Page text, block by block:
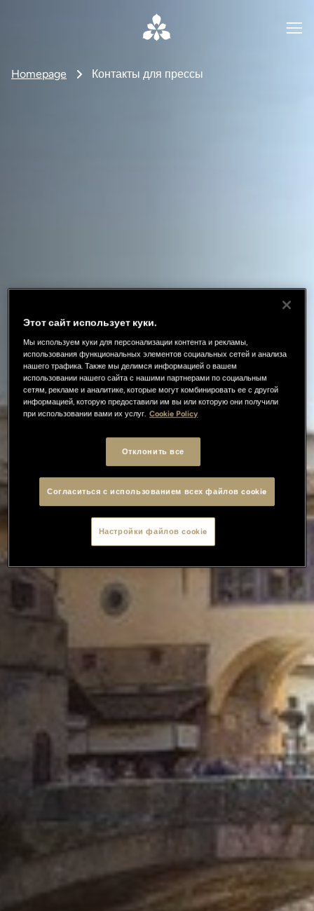
Homepage Контакты для прессы
Этот сайт использует куки.
Мы используем куки для персонализации контента и рекламы,
использования функциональных элементов социальных сетей и анализа
нашего трафика. Также мы делимся информацией о вашем
использовании нашего сайта с нашими партнерами по социальным
сетям, рекламе и аналитике, которые могут комбинировать ее с другой
информацией, которую предоставили им вы или которую они получили
при использовании вами их услуг. Cookie Policy
Отклонить все
Согласиться с использованием всех файлов cookie
Настройки файлов cookie